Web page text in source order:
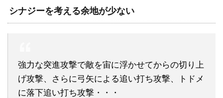
シナジーを考える余地が少ない
強力な突進攻撃で敵を宙に浮かせてからの切り上
げ攻撃、さらに弓矢による追い打ち攻撃、トドメ
に落下追い打ち攻撃・・・